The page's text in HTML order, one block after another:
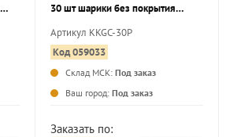
30 шт шарики без покрытия
Артикул KKGC-30P
Код 059033
Склад МСК: Под заказ
Ваш город: Под заказ
Заказать по: